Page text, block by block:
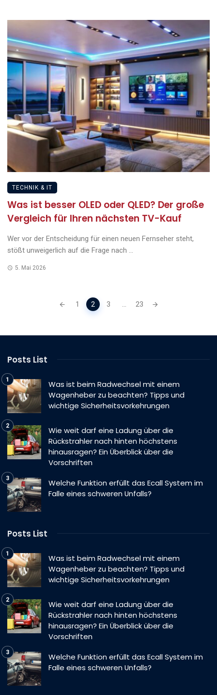
TECHNIK & IT
Was ist besser OLED oder QLED? Der große
Vergleich für Ihren nächsten TV-Kauf
Wer vor der Entscheidung für einen neuen Fernseher steht,
stößt unweigerlich auf die Frage nach ...
5. Mai 2026
1 2 3 ... 23
Posts List
Was ist beim Radwechsel mit einem
Wagenheber zu beachten? Tipps und
wichtige Sicherheitsvorkehrungen
Wie weit darf eine Ladung über die
Rückstrahler nach hinten höchstens
hinausragen? Ein Überblick über die
Vorschriften
Welche Funktion erfüllt das Ecall System im
Falle eines schweren Unfalls?
Posts List
Was ist beim Radwechsel mit einem
Wagenheber zu beachten? Tipps und
wichtige Sicherheitsvorkehrungen
Wie weit darf eine Ladung über die
Rückstrahler nach hinten höchstens
hinausragen? Ein Überblick über die
Vorschriften
Welche Funktion erfüllt das Ecall System im
Falle eines schweren Unfalls?